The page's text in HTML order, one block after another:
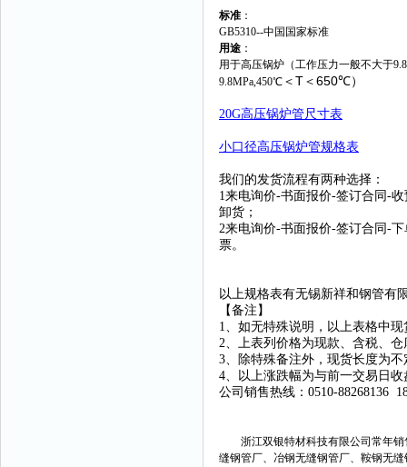
标准 ：
GB5310--中国国家标准
用途 ：
用于高压锅炉（工作压力一般不大于
9.8MPa,450℃ ＜ T ＜ 650℃）
20G高压锅炉管尺寸表
小口径高压锅炉管规格表
我们的发货流程有两种选择：
1来电询价-书面报价-签订合同-
卸货；
2来电询价-书面报价-签订合同-
票。
以上规格表有无锡新祥和钢管有
【备注】
1、如无特殊说明，以上表格中
2、上表列价格为现款、含税、
3、除特殊备注外，现货长度为
4、以上涨跌幅为与前一交易日
公司销售热线：0510-88268136
浙江双银特材科技有限公司常年销
缝钢管厂、冶钢无缝钢管厂、鞍钢无